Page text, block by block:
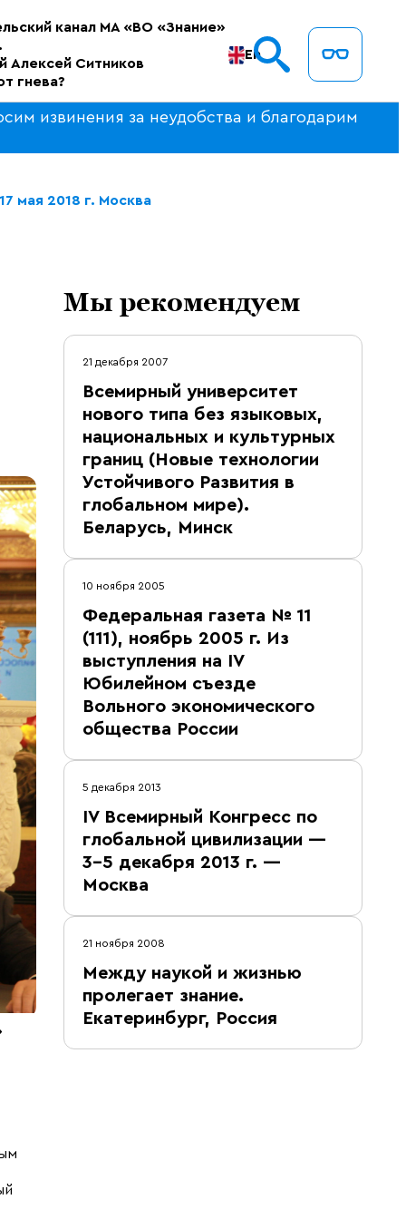
канал МА «ВО «Знание»
Алексей Ситников
гнева?
En
извинения за неудобства и благодарим
мая 2018 г. Москва
Мы рекомендуем
21 декабря 2007
Всемирный университет
нового типа без языковых,
национальных и культурных
границ (Новые технологии
Устойчивого Развития в
глобальном мире).
Беларусь, Минск
10 ноября 2005
Федеральная газета № 11
(111), ноябрь 2005 г. Из
выступления на IV
Юбилейном съезде
Вольного экономического
общества России
5 декабря 2013
IV Всемирный Конгресс по
глобальной цивилизации —
3-5 декабря 2013 г. —
Москва
21 ноября 2008
Между наукой и жизнью
пролегает знание.
Екатеринбург, Россия